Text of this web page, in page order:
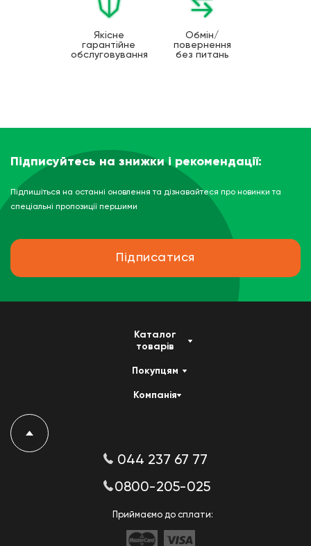
Якісне
гарантійне
обслуговування
Обмін/
повернення
без питань
Підписуйтесь на знижки і рекомендації:
Підпишіться на останні оновлення та дізнавайтеся про новинки та
спеціальні пропозиції першими
Підписатися
Каталог
товарів
Покупцям
Компанія
044 237 67 77
0800-205-025
Приймаємо до сплати: